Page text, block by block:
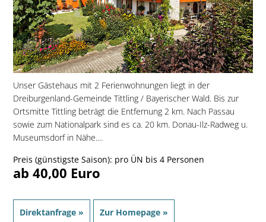
Unser Gästehaus mit 2 Ferienwohnungen liegt in der
Dreiburgenland-Gemeinde Tittling / Bayerischer Wald. Bis zur
Ortsmitte Tittling beträgt die Entfernung 2 km. Nach Passau
sowie zum Nationalpark sind es ca. 20 km. Donau-Ilz-Radweg u.
Museumsdorf in Nähe....
Preis (günstigste Saison): pro ÜN bis 4 Personen
ab 40,00 Euro
Direktanfrage » Zur Homepage »